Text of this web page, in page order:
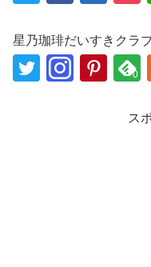
星乃珈琲だいすきクラ
0
ス